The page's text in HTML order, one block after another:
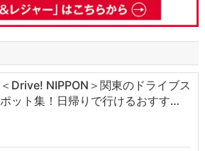
＜Drive! NIPPON＞関東のドライブス
ポット集！日帰りで行けるおすす…